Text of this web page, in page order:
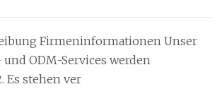
Firmeninformationen Unser
und ODM-Services werden
2. Es stehen ver